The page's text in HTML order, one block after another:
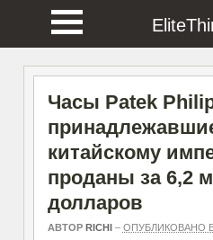
Часы Patek
китайскому
проданы за 6,2
долларов
АВТОР RICHI– ОПУБЛИКОВАНО В